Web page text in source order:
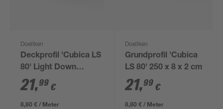
Doellken
Deckprofil 'Cubica LS
80' Light Down
anthrazit 250 x 8 x 2
cm
21,99 €
8,80 € / Meter
Doellken
Grundprofil 'Cubica
LS 80' 250 x 8 x 2 cm
21,99 €
8,80 € / Meter